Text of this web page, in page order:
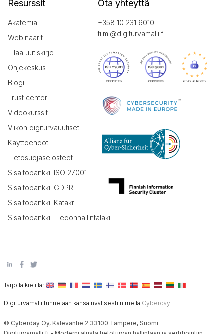
Resurssit
Akatemia
Webinaarit
Tilaa uutiskirje
Ohjekeskus
Blogi
Trust center
Videokurssit
Viikon digiturvauutiset
Käyttöehdot
Tietosuojaselosteet
Sisältöpankki: ISO 27001
Sisältöpankki: GDPR
Sisältöpankki: Katakri
Sisältöpankki: Tiedonhallintalaki
Ota yhteyttä
+358 10 231 6010
tiimi@digiturvamalli.fi
Tarjolla kielillä:
Digiturvamalli tunnetaan kansainvälisesti nimellä Cyberday
© Cyberday Oy, Kalevantie 2 33100 Tampere, Suomi